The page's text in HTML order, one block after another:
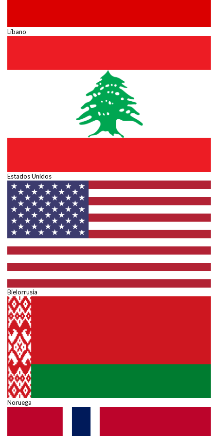
Líbano
Estados Unidos
Bielorrusia
Noruega